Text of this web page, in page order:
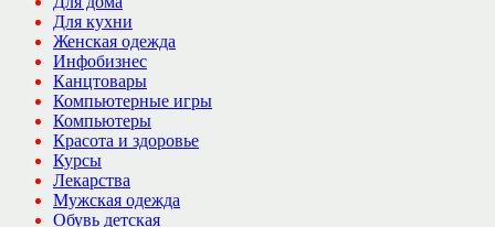
Для кухни
Женская одежда
Инфобизнес
Канцтовары
Компьютерные игры
Компьютеры
Красота и здоровье
Курсы
Лекарства
Мужская одежда
Обувь детская